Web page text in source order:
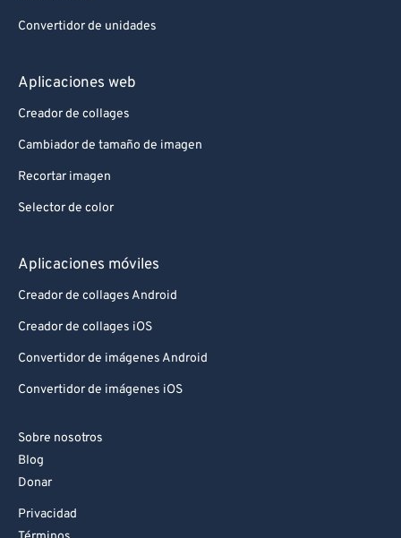
Convertidor de unidades
Aplicaciones web
Creador de collages
Cambiador de tamaño de imagen
Recortar imagen
Selector de color
Aplicaciones móviles
Creador de collages Android
Creador de collages iOS
Convertidor de imágenes Android
Convertidor de imágenes iOS
Sobre nosotros
Blog
Donar
Privacidad